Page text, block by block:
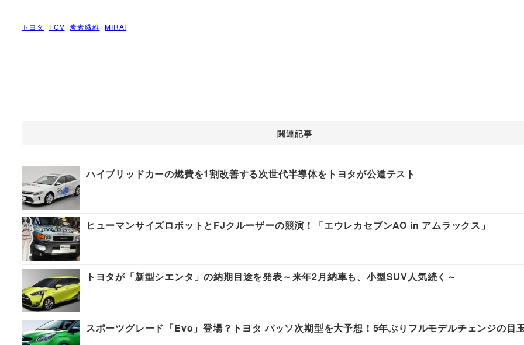
トヨタ FCV 炭素繊維 MIRAI
関連記事
ハイブリッドカーの燃費を1割改善する次世代半導体をトヨタが公道テスト
ヒューマンサイズロボットとFJクルーザーの競演！「エウレカセブンAO in アムラックス」
トヨタが「新型シエンタ」の納期目途を発表～来年2月納車も、小型SUV人気続く～
スポーツグレード「Evo」登場？トヨタ パッソ次期型を大予想！5年ぶりフルモデルチェンジの目